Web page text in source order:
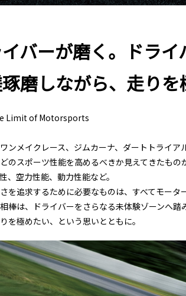
バーが磨く。ドライ
磨しながら、走りを
Limit of Motorsports
ンメイクレース、ジムカーナ、ダートトライ
のスポーツ性能を高めるべきか見えてきたもの
、空力性能、動力性能など。
を追求するために必要なものは、すべてモータ
棒は、ドライバーをさらなる未体験ゾーンへ踏
を極めたい、という思いとともに。